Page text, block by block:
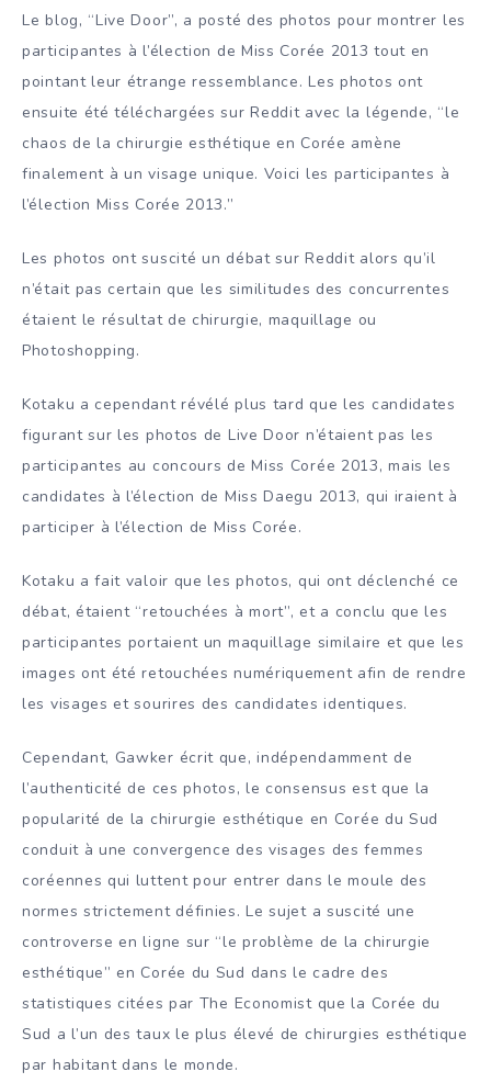
Le blog, “Live Door”, a posté des photos pour montrer les
participantes à l’élection de Miss Corée 2013 tout en
pointant leur étrange ressemblance. Les photos ont
ensuite été téléchargées sur Reddit avec la légende, “le
chaos de la chirurgie esthétique en Corée amène
finalement à un visage unique. Voici les participantes à
l’élection Miss Corée 2013.”
Les photos ont suscité un débat sur Reddit alors qu’il
n’était pas certain que les similitudes des concurrentes
étaient le résultat de chirurgie, maquillage ou
Photoshopping.
Kotaku a cependant révélé plus tard que les candidates
figurant sur les photos de Live Door n’étaient pas les
participantes au concours de Miss Corée 2013, mais les
candidates à l’élection de Miss Daegu 2013, qui iraient à
participer à l’élection de Miss Corée.
Kotaku a fait valoir que les photos, qui ont déclenché ce
débat, étaient “retouchées à mort”, et a conclu que les
participantes portaient un maquillage similaire et que les
images ont été retouchées numériquement afin de rendre
les visages et sourires des candidates identiques.
Cependant, Gawker écrit que, indépendamment de
l’authenticité de ces photos, le consensus est que la
popularité de la chirurgie esthétique en Corée du Sud
conduit à une convergence des visages des femmes
coréennes qui luttent pour entrer dans le moule des
normes strictement définies. Le sujet a suscité une
controverse en ligne sur “le problème de la chirurgie
esthétique” en Corée du Sud dans le cadre des
statistiques citées par The Economist que la Corée du
Sud a l’un des taux le plus élevé de chirurgies esthétique
par habitant dans le monde.